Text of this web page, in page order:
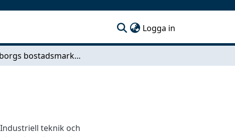
Logga in
Göteborgs bostadsmarknad
Industriell teknik och